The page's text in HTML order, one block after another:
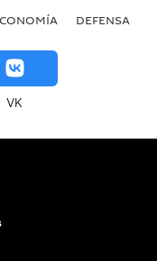
DEFENSA
VK